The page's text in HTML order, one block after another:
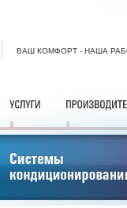
ВАШ КОМФОРТ - НАША